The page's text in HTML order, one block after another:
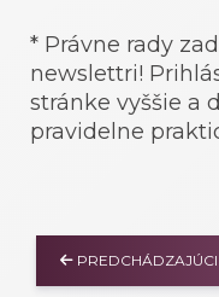
* Právne rady
newslettri!
stránke vyššie a
pravidelne